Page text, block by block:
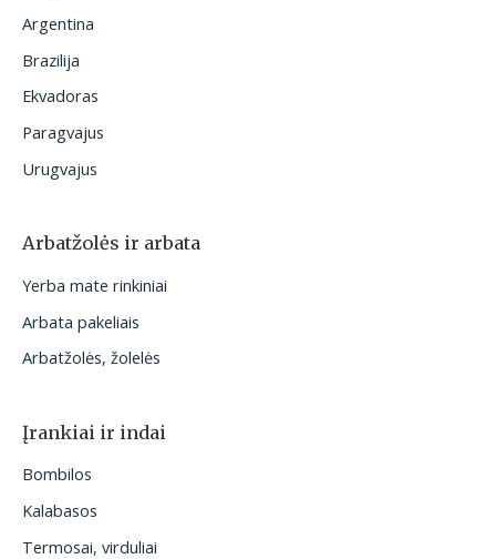
Argentina
Brazilija
Ekvadoras
Paragvajus
Urugvajus
Arbatžolės ir arbata
Yerba mate rinkiniai
Arbata pakeliais
Arbatžolės, žolelės
Įrankiai ir indai
Bombilos
Kalabasos
Termosai, virduliai